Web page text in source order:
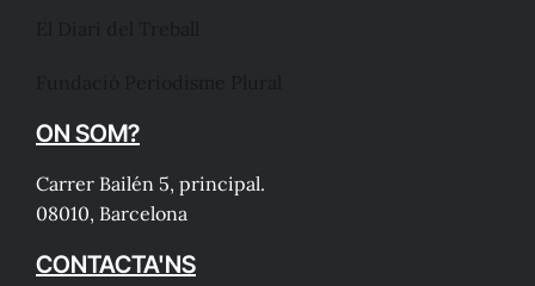
ON SOM?
Carrer Bailén 5, principal.
08010, Barcelona
CONTACTA'NS